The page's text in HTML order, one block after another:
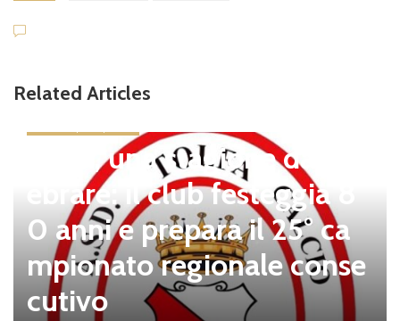
Related Articles
Tolfa, una stagione da cel
ebrare: il club festeggia 8
0 anni e prepara il 25° ca
mpionato regionale conse
cutivo